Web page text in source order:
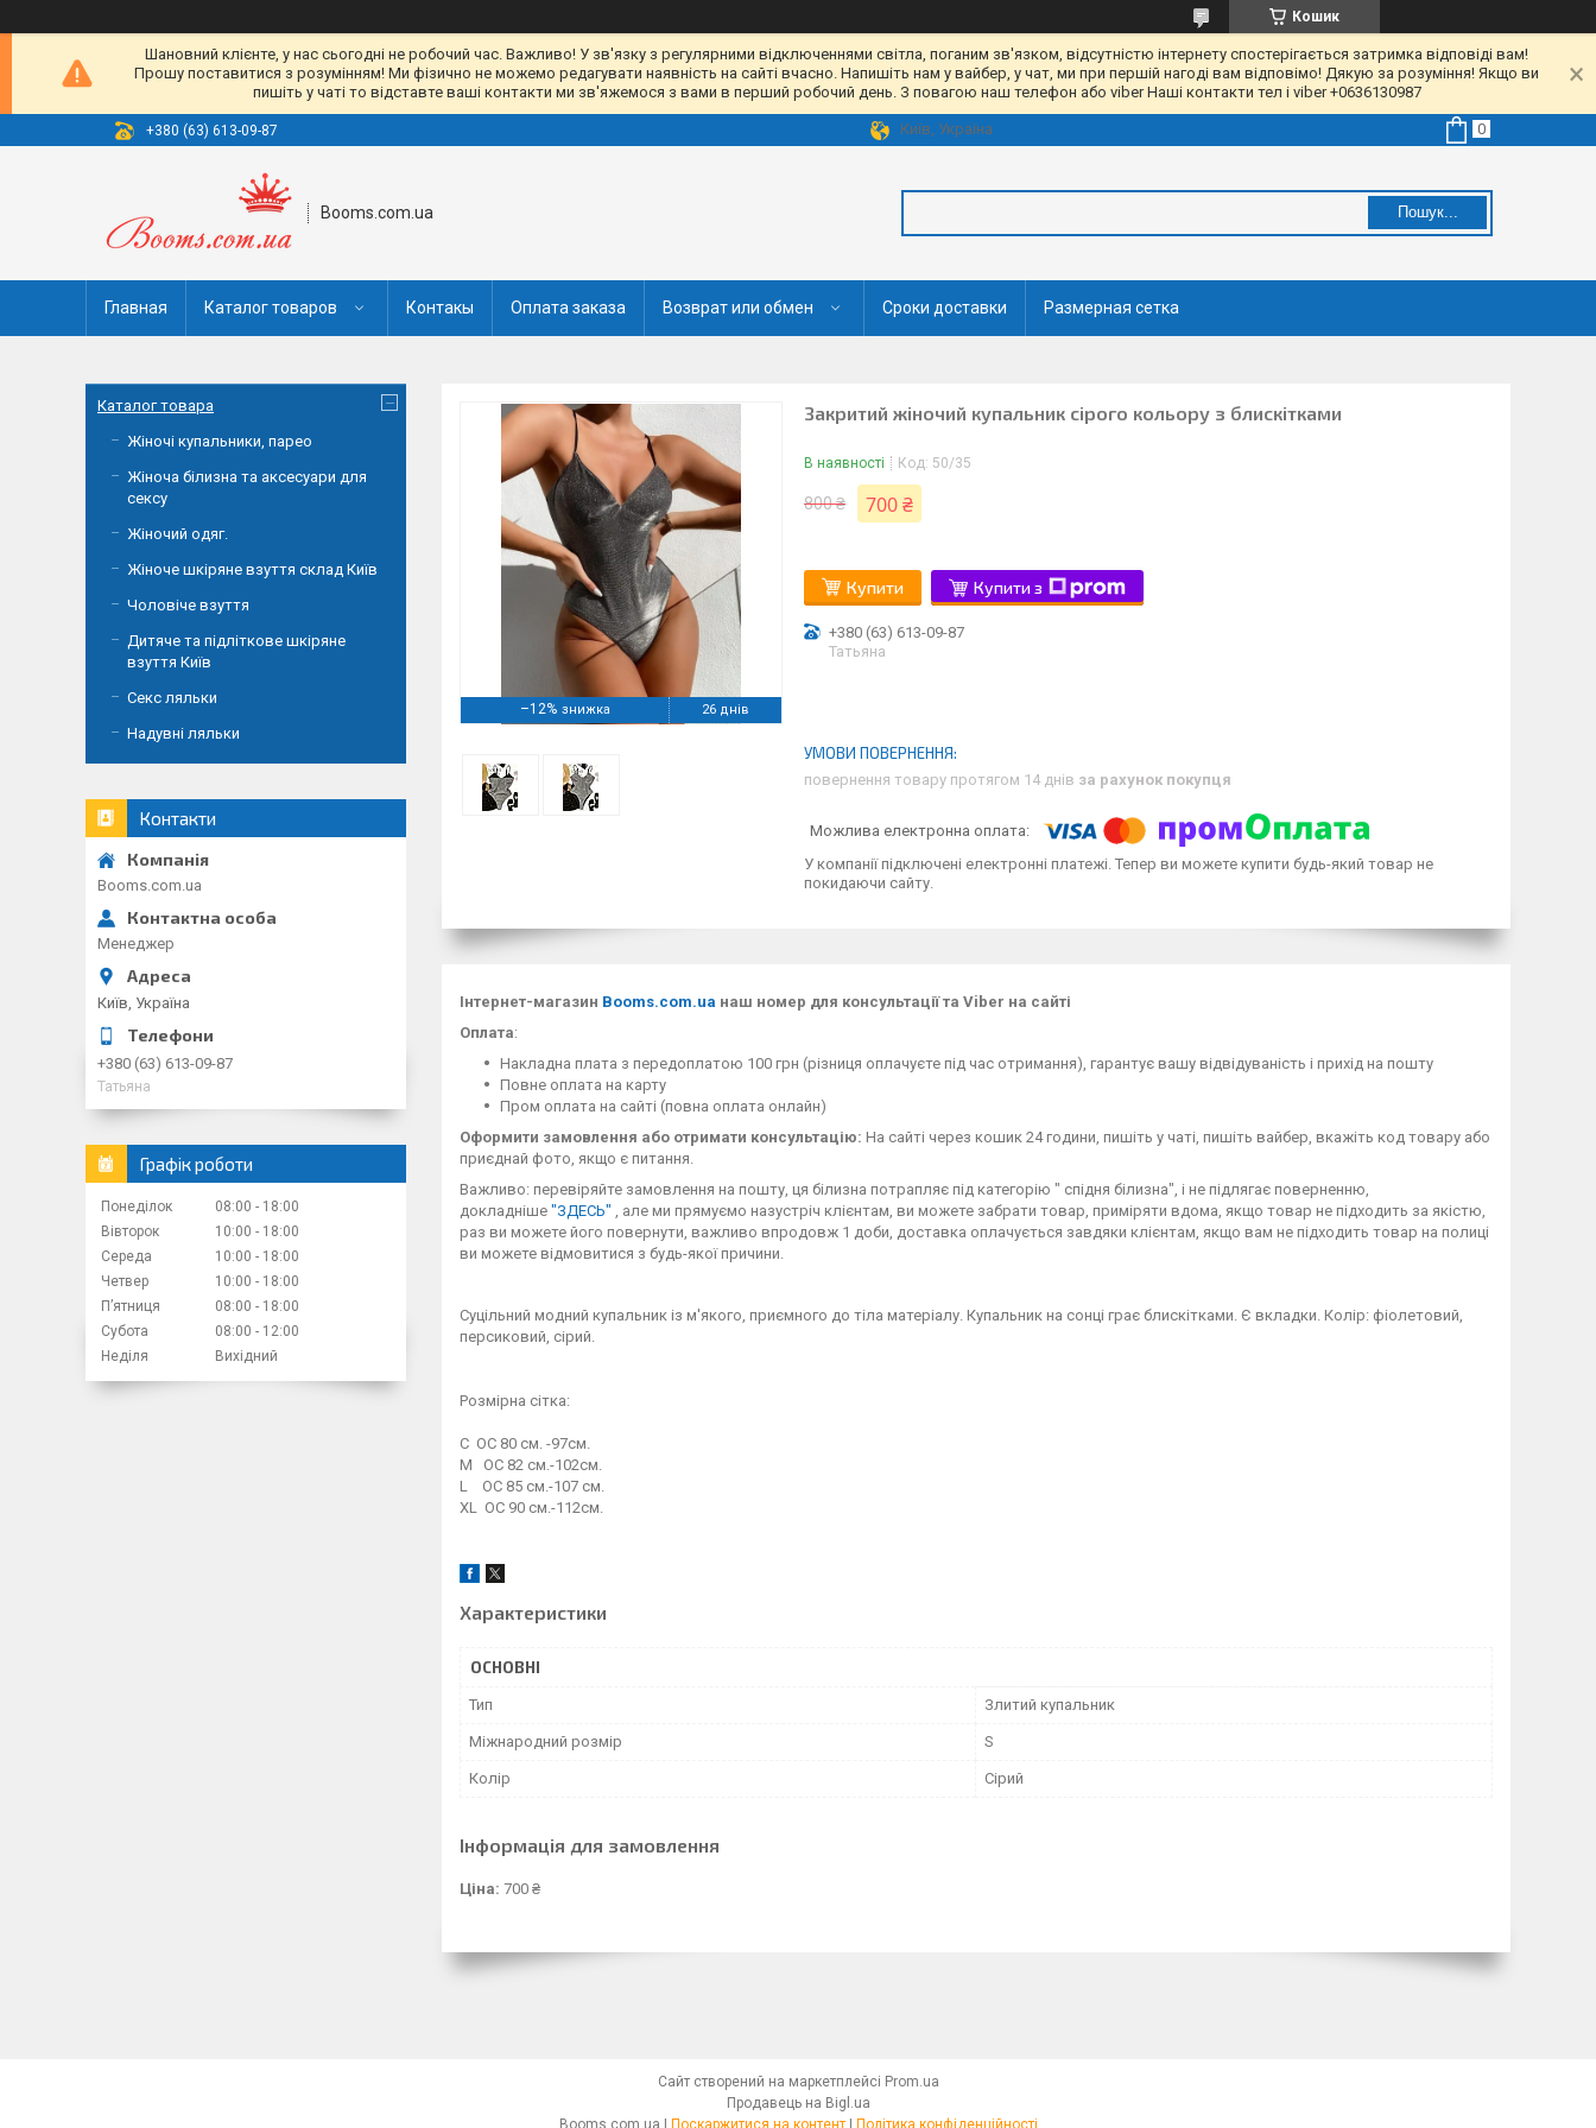
Кошик
Шановний клієнте, у нас сьогодні не робочий час. Важливо! У зв'язку з регулярними відключеннями світла, поганим зв'язком, відсутністю інтернету спостерігається затримка відповіді вам!
Прошу поставитися з розумінням! Ми фізично не можемо редагувати наявність на сайті вчасно. Напишіть нам у вайбер, у чат, ми при першій нагоді вам відповімо! Дякую за розуміння! Якщо ви
пишіть у чаті то відставте ваші контакти ми зв'яжемося з вами в перший робочий день. З повагою наш телефон або viber Наші контакти тел і viber +0636130987
+380 (63) 613-09-87 Київ, Україна
Booms.com.ua Пошук...
Главная Каталог товаров Контакы Оплата заказа Возврат или обмен Сроки доставки Размерная сетка
–12% 26 днів
Закритий жіночий купальник сірого кольору з блискітками
В наявності Код: 50/35
800 ₴ 700 ₴
Купити Купити з
+380 (63) 613-09-87
Татьяна
повернення товару протягом 14 днів за рахунок покупця
У компанії підключені електронні платежі. Тепер ви можете купити будь-який товар не
покидаючи сайту.
Інтернет-магазин Booms.com.ua наш номер для консультації та Viber на сайті
Оплата:
Накладна плата з передоплатою 100 грн (різниця оплачуєте під час отримання), гарантує вашу відвідуваність і прихід на пошту
Повне оплата на карту
Пром оплата на сайті (повна оплата онлайн)
Оформити замовлення або отримати консультацію: На сайті через кошик 24 години, пишіть у чаті, пишіть вайбер, вкажіть код товару або
приєднай фото, якщо є питання.
Важливо: перевіряйте замовлення на пошту, ця білизна потрапляє під категорію " спідня білизна", і не підлягає поверненню,
докладніше "ЗДЕСЬ" , але ми прямуємо назустріч клієнтам, ви можете забрати товар, приміряти вдома, якщо товар не підходить за якістю,
раз ви можете його повернути, важливо впродовж 1 доби, доставка оплачується завдяки клієнтам, якщо вам не підходить товар на полиці
ви можете відмовитися з будь-якої причини.
Суцільний модний купальник із м'якого, приємного до тіла матеріалу. Купальник на сонці грає блискітками. Є вкладки. Колір: фіолетовий,
персиковий, сірий.
Розмірна сітка:
С ОС 80 см. -97см.
M ОС 82 см.-102см.
L ОС 85 см.-107 см.
XL ОС 90 см.-112см.
Характеристики
ОСНОВНІ
Тип Злитий купальник
Міжнародний розмір S
Колір Сірий
Інформація для замовлення
Ціна: 700 ₴
Каталог товара
Жіночі купальники, парео
Жіноча білизна та аксесуари для
сексу
Жіночий одяг.
Жіноче шкіряне взуття склад Київ
Чоловіче взуття
Дитяче та підліткове шкіряне
взуття Київ
Секс ляльки
Надувні ляльки
Контакти
Booms.com.ua
Менеджер
Київ, Україна
+380 (63) 613-09-87
Татьяна
Графік роботи
Понеділок 08:00
18:00
Вівторок
10:00
18:00
Середа
10:00
18:00
Четвер
10:00
18:00
Пʼятниця
08:00
18:00
Субота
08:00
12:00
Неділя
Вихідний
Сайт створений на маркетплейсі Prom.ua
Продавець на Bigl.ua
Booms.com.ua | Поскаржитися на контент | Політика конфіденційності